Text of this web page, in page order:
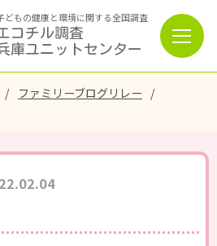
どもの健康と環境に関する全国調査
コチル調査
庫ユニットセンター
ファミリーブログリレー